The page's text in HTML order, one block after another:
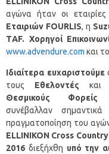
αγώνα ήταν οι εταιρίες
Eταιριών FOURLIS, η
ΤAF. Χορηγοί
www.advendure.com και το
Ιδιαίτερα ευχαριστούμε
τους Εθελοντές και
Θεσμικούς Φορείς
συνέβαλλαν σημαντικά
πραγματοποίηση του
ELLINIKON Cross Country
2016 διεξήχθη υπό την